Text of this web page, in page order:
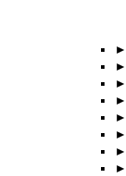
►
►
►
►
►
►
►
►